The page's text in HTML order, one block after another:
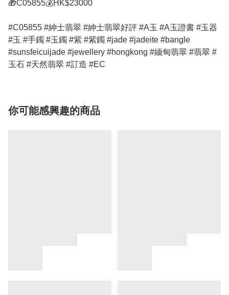
🎁C05855💰HK$23000
#C05855 #紳士翡翠 #紳士翡翠好評 #A玉 #A玉證書 #玉器
#玉 #手鐲 #玉鐲 #紫 #紫鐲 #jade #jadeite #bangle
#sunsfeicuijade #jewellery #hongkong #緬甸翡翠 #翡翠 #
玉石 #天然翡翠 #訂造 #EC
你可能感興趣的商品